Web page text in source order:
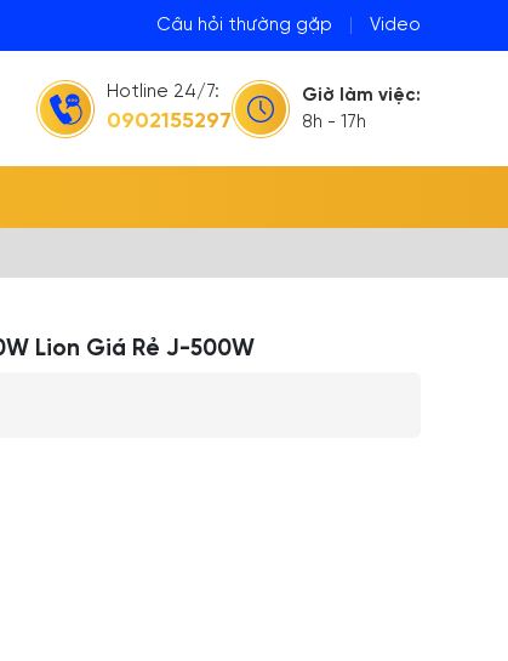
Câu hỏi thường gặp Video
Hotline 24/7:
0902155297
Giờ làm việc:
8h - 17h
Lion Giá Rẻ J-500W